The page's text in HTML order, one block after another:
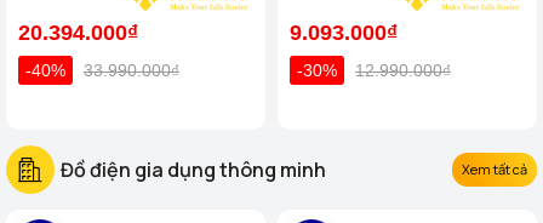
20.394.000₫
-40% 33.990.000₫
9.093.000₫
-30% 12.990.000₫
Đồ điện gia dụng thông minh Xem tất cả